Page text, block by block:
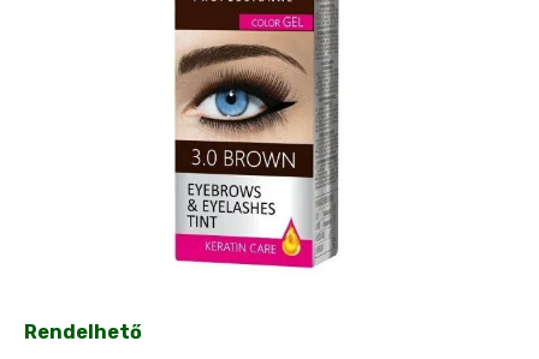
Rendelhető